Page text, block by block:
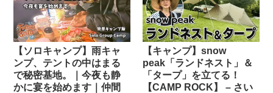
【ソロキャンプ】雨キャ
ンプ、テントの中はまる
で秘密基地。｜今夜も静
かに宴を始めます｜仲間
【キャンプ】snow
peak「ランドネスト」＆
「タープ」を立てる！
【CAMP ROCK】 – さい